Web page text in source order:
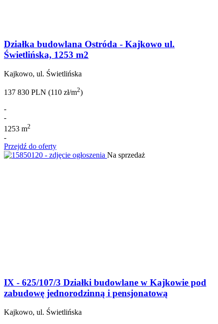
Działka budowlana Ostróda - Kajkowo ul.
Świetlińska, 1253 m2
Kajkowo, ul. Świetlińska
137 830 PLN (110 zł/m2)
-
-
1253 m2
-
Przejdź do oferty
Na sprzedaż
IX - 625/107/3 Działki budowlane w Kajkowie pod
zabudowę jednorodzinną i pensjonatową
Kajkowo, ul. Świetlińska